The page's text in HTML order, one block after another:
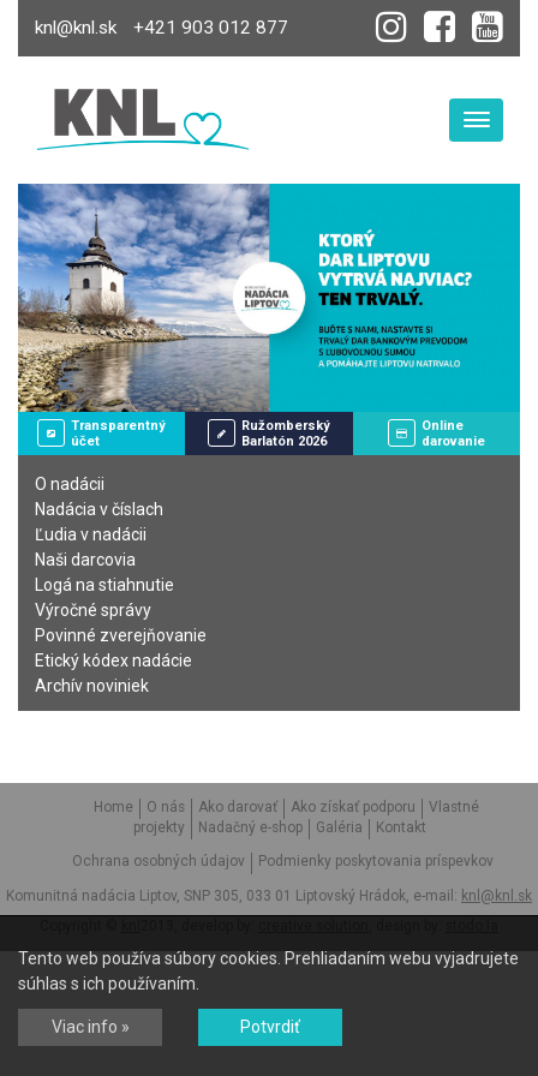
knl@knl.sk +421 903 012 877
Transparentný
účet
Ružomberský
Barlatón 2026
Online
darovanie
O nadácii
Nadácia v číslach
Ľudia v nadácii
Naši darcovia
Logá na stiahnutie
Výročné správy
Povinné zverejňovanie
Etický kódex nadácie
Archív noviniek
Tento web používa súbory cookies. Prehliadaním webu vyjadrujete
súhlas s ich používaním.
Viac info » Potvrdiť
Home O nás Ako darovať Ako získať podporu
Vlastné
projekty
Nadačný e-shop Galéria Kontakt
Ochrana osobných údajov Podmienky poskytovania príspevkov
Komunitná nadácia Liptov, SNP 305, 033 01 Liptovský Hrádok, e-mail: knl@knl.sk